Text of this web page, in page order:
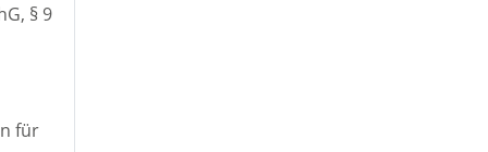
§ 9
für